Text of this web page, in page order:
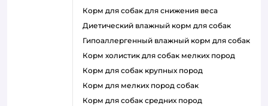
корм для собак для снижения веса
диетический влажный корм для собак
гипоаллергенный влажный корм для собак
корм холистик для собак мелких пород
корм для собак крупных пород
корм для мелких пород собак
корм для собак средних пород